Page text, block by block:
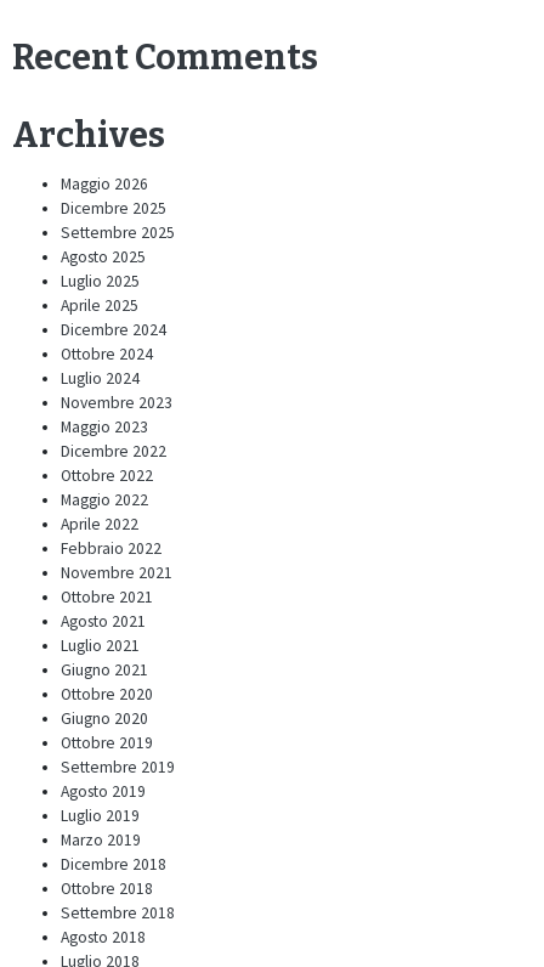
Recent Comments
Archives
Maggio 2026
Dicembre 2025
Settembre 2025
Agosto 2025
Luglio 2025
Aprile 2025
Dicembre 2024
Ottobre 2024
Luglio 2024
Novembre 2023
Maggio 2023
Dicembre 2022
Ottobre 2022
Maggio 2022
Aprile 2022
Febbraio 2022
Novembre 2021
Ottobre 2021
Agosto 2021
Luglio 2021
Giugno 2021
Ottobre 2020
Giugno 2020
Ottobre 2019
Settembre 2019
Agosto 2019
Luglio 2019
Marzo 2019
Dicembre 2018
Ottobre 2018
Settembre 2018
Agosto 2018
Luglio 2018